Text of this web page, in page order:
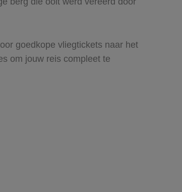
goedkope vliegtickets naar het
om jouw reis compleet te